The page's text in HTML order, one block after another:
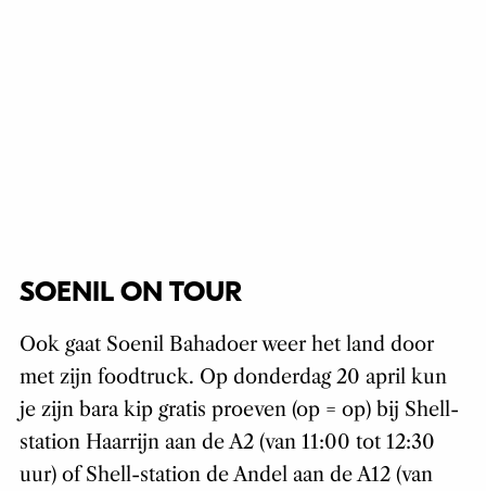
SOENIL ON TOUR
Ook gaat Soenil Bahadoer weer het land door
met zijn foodtruck. Op donderdag 20 april kun
je zijn bara kip gratis proeven (op = op) bij Shell-
station Haarrijn aan de A2 (van 11:00 tot 12:30
uur) of Shell-station de Andel aan de A12 (van